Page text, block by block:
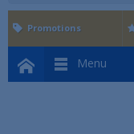
Menu
Promotions